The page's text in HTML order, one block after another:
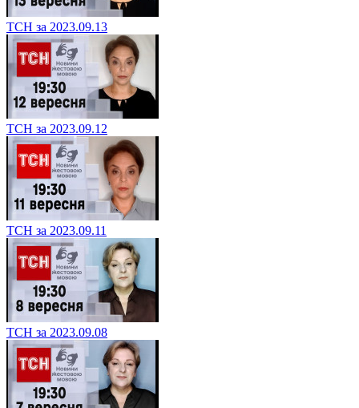
ТСН за 2023.09.13
ТСН за 2023.09.12
ТСН за 2023.09.11
ТСН за 2023.09.08